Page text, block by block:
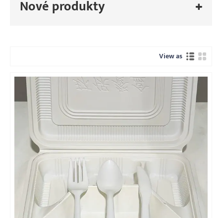
Nové produkty
View as